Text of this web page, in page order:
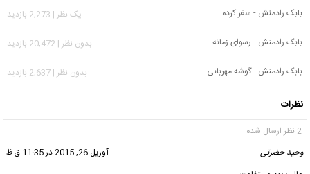
بابک رادمنش - سفر کرده
يک نظر | 2,273 بازدید
بابک رادمنش - رسوای زمانه
بدون نظر | 20,472 بازدید
بابک رادمنش - گوشه مهربانی
بدون نظر | 2,637 بازدید
نظرات
2 نظر ارسال شده
وحید حضرتی
آوریل 26, 2015 در 11:35 ق.ظ